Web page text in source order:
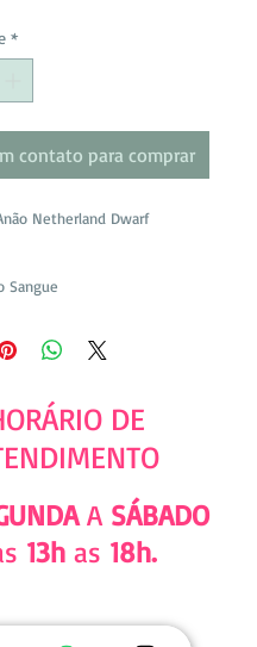
*
contato para comprar
Netherland Dwarf
Sangue
DE
A SÁBADO
13h as 18h.